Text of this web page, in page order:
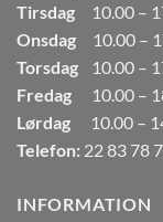
Tirsdag
10.00 –
Onsdag
10.00 –
Torsdag
10.00 –
Fredag
10.00 –
Lørdag
10.00 –
Telefon: 22 83 78
INFORMATION